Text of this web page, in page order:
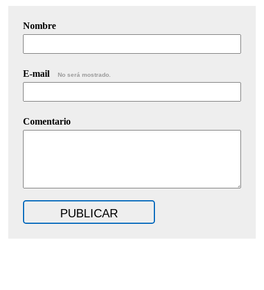
Nombre
E-mail No será mostrado.
Comentario